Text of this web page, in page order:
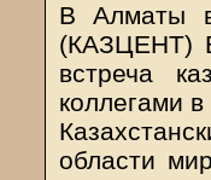
В Алматы
(КАЗЦЕНТ)
встреча
коллегами
области